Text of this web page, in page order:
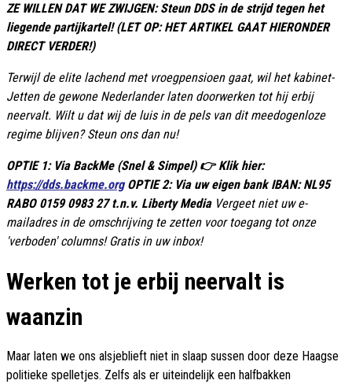
ZE WILLEN DAT WE ZWIJGEN: Steun DDS in de strijd tegen het
liegende partijkartel! (LET OP: HET ARTIKEL GAAT HIERONDER
DIRECT VERDER!)
Terwijl de elite lachend met vroegpensioen gaat, wil het kabinet-
Jetten de gewone Nederlander laten doorwerken tot hij erbij
neervalt. Wilt u dat wij de luis in de pels van dit meedogenloze
regime blijven? Steun ons dan nu!
OPTIE 1: Via BackMe (Snel & Simpel) 👉 Klik hier:
https://dds.backme.orgOPTIE 2: Via uw eigen bank IBAN: NL95
RABO 0159 0983 27 t.n.v. Liberty Media Vergeet niet uw e-
mailadres in de omschrijving te zetten voor toegang tot onze
'verboden' columns! Gratis in uw inbox!
Werken tot je erbij neervalt is
waanzin
Maar laten we ons alsjeblieft niet in slaap sussen door deze Haagse
politieke spelletjes. Zelfs als er uiteindelijk een halfbakken